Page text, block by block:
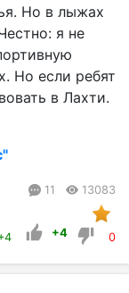
Но в лыжах
я не
Но если ребят
в Лахти.
11 13083
+4 0